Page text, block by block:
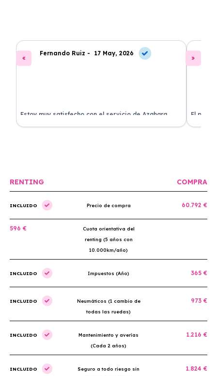
Fernando Ruiz - 17 May, 2026
Estoy muy satisfecho con el servicio de Azahara
Renting. El coche está en perfectas condiciones y el
El
llegó
RENTING COMPRA
INCLUIDO Precio de compra 60.792 €
596 €
Cuota orientativa del
renting (5 años con
10.000km/año)
INCLUIDO Impuestos (Año) 365 €
INCLUIDO
Neumáticos (1 cambio de
todas las ruedas)
973 €
INCLUIDO
Mantenimiento y averías
(Cada 2 años)
1.216 €
INCLUIDO
Seguro a todo riesgo sin
1.824 €